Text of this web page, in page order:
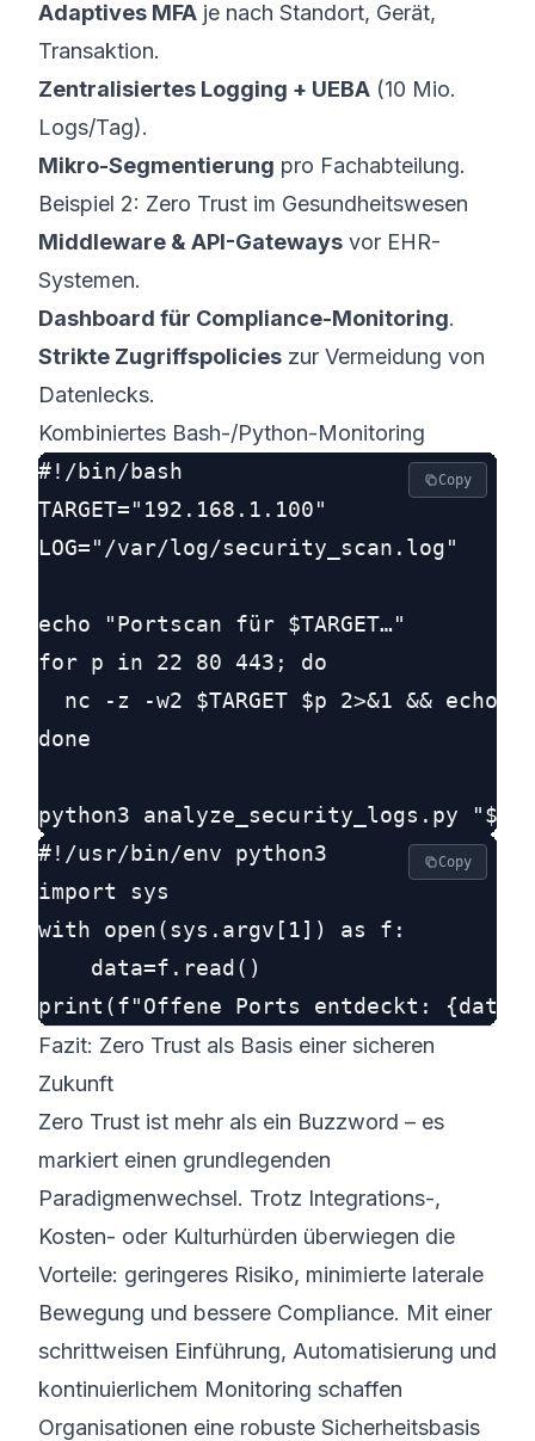
Adaptives MFA je nach Standort, Gerät,
Transaktion.
Zentralisiertes Logging + UEBA (10 Mio.
Logs/Tag).
Mikro-Segmentierung pro Fachabteilung.
Beispiel 2: Zero Trust im Gesundheitswesen
Middleware & API-Gateways vor EHR-
Systemen.
Dashboard für Compliance-Monitoring.
Strikte Zugriffspolicies zur Vermeidung von
Datenlecks.
Kombiniertes Bash-/Python-Monitoring
#!/bin/bash
TARGET="192.168.1.100"
LOG="/var/log/security_scan.log"
echo "Portscan für $TARGET…"
for p in 22 80 443; do
nc -z -w2 $TARGET $p 2>&1 && echo
done
Copy
#!/usr/bin/env python3
import sys
with open(sys.argv[1]) as f:
    data=f.read()
Copy
Fazit: Zero Trust als Basis einer sicheren
Zukunft
Zero Trust ist mehr als ein Buzzword – es
markiert einen grundlegenden
Paradigmenwechsel. Trotz Integrations-,
Kosten- oder Kulturhürden überwiegen die
Vorteile: geringeres Risiko, minimierte laterale
Bewegung und bessere Compliance. Mit einer
schrittweisen Einführung, Automatisierung und
kontinuierlichem Monitoring schaffen
Organisationen eine robuste Sicherheitsbasis